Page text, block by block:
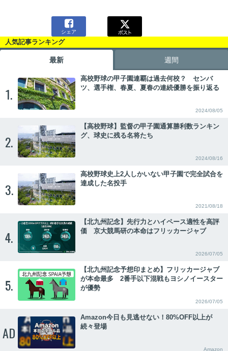

シェア
人気記事ランキング
最新 週間
1.
高校野球の甲子園連覇は過去何校？ センバ
ツ、選手権、春夏、夏春の連続優勝を振り返る
2024/08/05
2.
【高校野球】監督の甲子園通算勝利数ランキン
グ、球史に残る名将たち
2024/08/16
3.
高校野球史上2人しかいない甲子園で完全試合を
達成した名投手
2021/08/18
4.
【北九州記念】先行力とハイペース適性を高評
価 京大競馬研の本命はフリッカージャブ
2026/07/05
5.
【北九州記念予想印まとめ】フリッカージャブ
が本命最多 2番手以下混戦もヨシノイースター
が優勢
2026/07/05
AD
Amazon今日も見逃せない！80%OFF以上が
続々登場
Amazon